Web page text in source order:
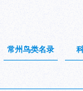
常州鸟类名录